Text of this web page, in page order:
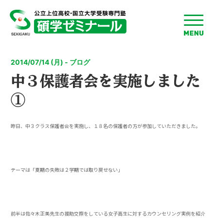
toggle
menu
2014/07/14 (月) - ブログ
中３保護者会を実施しました
①
昨日、中３クラス保護者会を実施し、１８名の保護者の方が参加していただきました。
テーマは「夏期の失敗は２学期では取り戻せない」
前半は佐々木正美先生の援助交際をしている女子高生に対するカウンセリング実例を紹介